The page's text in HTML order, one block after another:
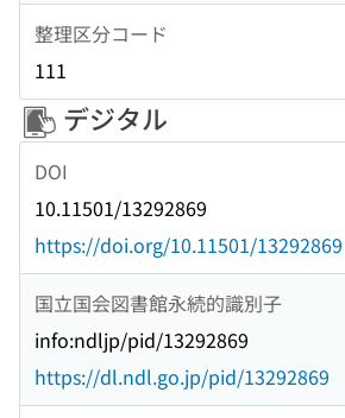
整理区分コード
111
デジタル
DOI
10.11501/13292869
https://doi.org/10.11501/13292869
国立国会図書館永続的識別子
info:ndljp/pid/13292869
https://dl.ndl.go.jp/pid/13292869